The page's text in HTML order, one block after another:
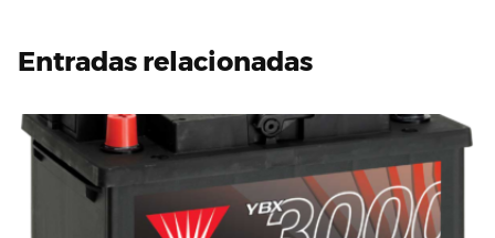
Entradas relacionadas